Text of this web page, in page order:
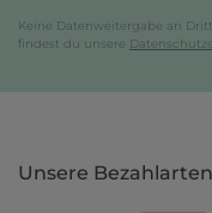
Keine Datenweitergabe an
findest du unsere
Unsere Bezahlarten